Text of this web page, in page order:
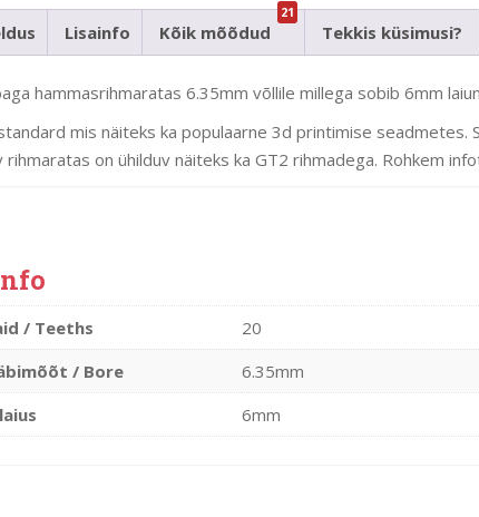
6.35mm
võllile,
rihm
kogus
Lisainfo Kõik mõõdud
21
Tekkis küsimusi?
hammasrihmaratas 6.35mm võllile millega sobib 6mm
mis näiteks ka populaarne 3d printimise seadmetes.
rihmaratas on ühilduv näiteks ka GT2 rihmadega. Rohkem
/ Teeths
20
/ Bore
6.35mm
6mm